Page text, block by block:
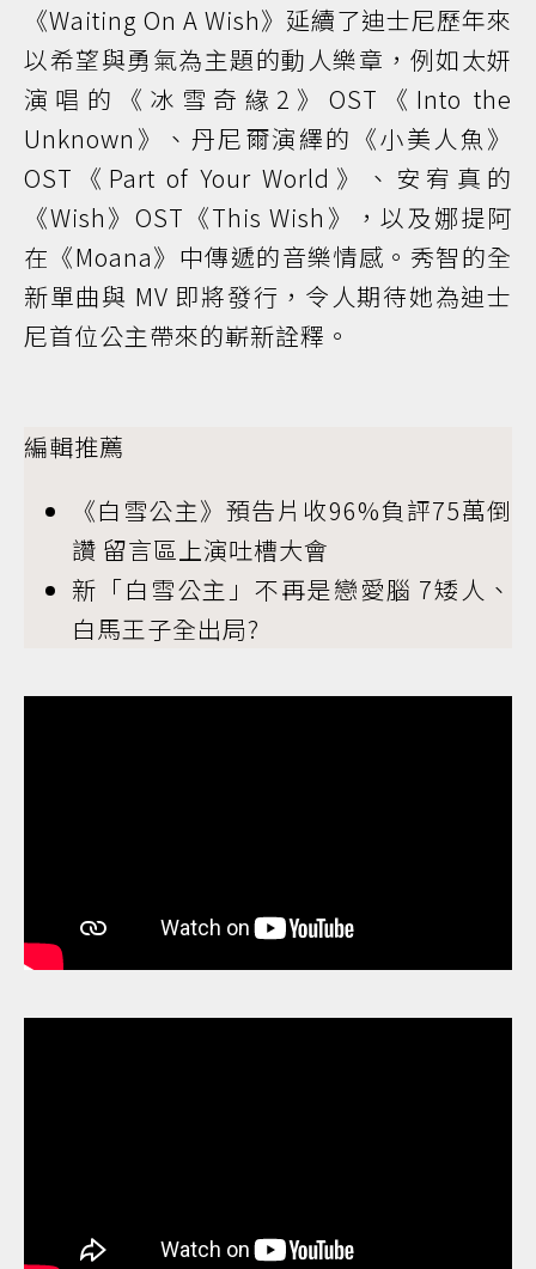
《Waiting On A Wish》延續了迪士尼歷年來
以希望與勇氣為主題的動人樂章，例如太妍
演唱的《冰雪奇緣2》OST《Into the
Unknown》、丹尼爾演繹的《小美人魚》
OST《Part of Your World》、安宥真的
《Wish》OST《This Wish》，以及娜提阿
在《Moana》中傳遞的音樂情感。秀智的全
新單曲與 MV 即將發行，令人期待她為迪士
尼首位公主帶來的嶄新詮釋。
編輯推薦
《白雪公主》預告片收96%負評75萬倒
讚 留言區上演吐槽大會
新「白雪公主」不再是戀愛腦 7矮人、
白馬王子全出局?